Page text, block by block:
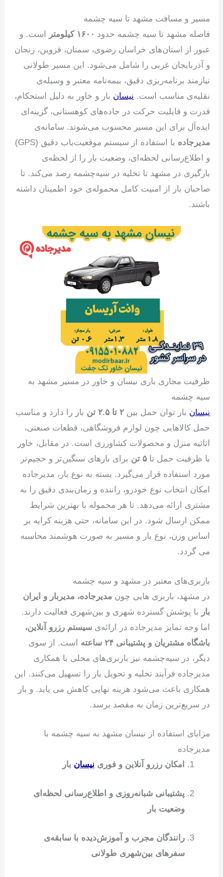
مسیر و مسافت مشهد تا سیه چشمه
فاصله مشهد تا سیه چشمه حدود ۱۶۰۰ کیلومتر
است. و
عبور از استان‌های خراسان رضوی، سمنان، قزوین، زنجان
و آذربایجان غربی را شامل می‌شود. این مسیر طولانی
نیازمند برنامه‌ریزی دقیق، بیمه‌نامه معتبر و وسیله‌ی
نقلیه‌ی مناسب است. نیسان بار و خاور به دلیل استحکام،
قدرت و قابلیت حرکت در جاده‌های کوهستانی، گزینه‌ای
ایده‌آل برای این مسیر محسوب می‌شوند. سامانه‌ی
مدیرجاده
با استفاده از سیستم موقعیت‌یاب دقیق (GPS)
و اطلاع‌رسانی لحظه‌ای، وضعیت بار را از لحظه‌ی
بارگیری در مشهد تا تخلیه در سیه‌چشمه رصد می‌کند. تا
صاحبان بار از امنیت کامل محموله‌ی خود اطمینان داشته
باشند.
ظرفیت مجاری باری نیسان و خاور در مسیر مشهد به
سیه چشمه
نیسان بار توان حمل بین۲ تا ۲.۵ تن
بار را دارد و مناسب
حمل کالاهایی چون لوازم فروشگاهی، قطعات صنعتی،
اثاثیه منزل و محصولات کشاورزی است. در مقابل، خاور
با ظرفیت حمل تا۵ تن
برای بارهای سنگین‌تر و حجیم‌تر
مورد استفاده قرار می‌گیرد. بسته به نوع بار، مدیرجاده
امکان انتخاب نوع خودرو، راننده و زمان‌بندی دقیق را به
مشتری ارائه می‌دهد. تا هر محموله با بهترین شرایط
ممکن ارسال شود. در این سامانه، حتی هزینه کرایه بر
اساس وزن، نوع بار و مسیر به صورت هوشمند محاسبه
می گردد.
باربری‌های معتبر در مشهد و سیه چشمه
در مشهد، باربری هایی چونمدیرجاده، مدیربار و ایران
بار با پوشش گسترده شهری و بین‌شهری فعالیت دارند.
اما وجه تمایز مدیرجاده در ارائه‌یسیستم رزرو آنلاین،
باشگاه مشتریان و پشتیبانی ۲۴ ساعته
است. از سوی
دیگر، در سیه‌چشمه نیز باربری‌های محلی با همکاری
مدیرجاده فرآیند تخلیه و تحویل بار را تسهیل می‌کنند. این
همکاری باعث می‌شود هزینه نهایی کاهش می یابد. و بار
در سریع‌ترین زمان به مقصد برسد.
مزایای استفاده از نیسان مشهد به سیه چشمه با
مدیرجاده
امکان رزرو آنلاین و فوری نیسان بار
پشتیبانی شبانه‌روزی و اطلاع‌رسانی لحظه‌ای
وضعیت بار
رانندگان مجرب و آموزش‌دیده با سابقه‌ی
سفرهای بین‌شهری طولانی